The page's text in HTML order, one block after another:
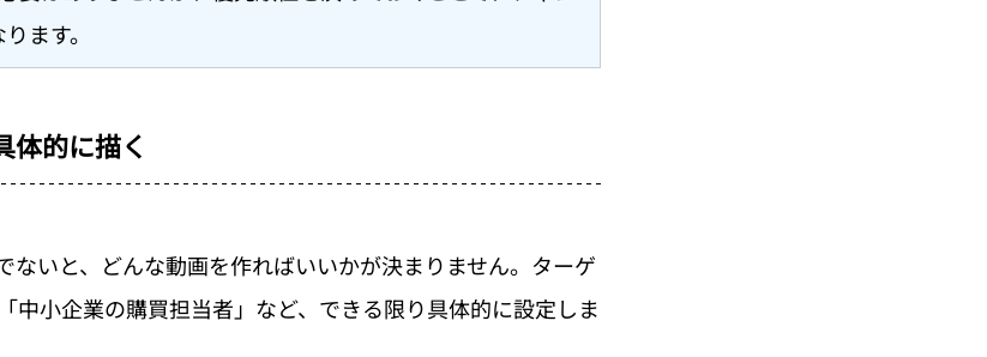
ます。
体的に描く
ないと、どんな動画を作ればいいかが決まりません。ターゲ
中小企業の購買担当者」など、できる限り具体的に設定しま